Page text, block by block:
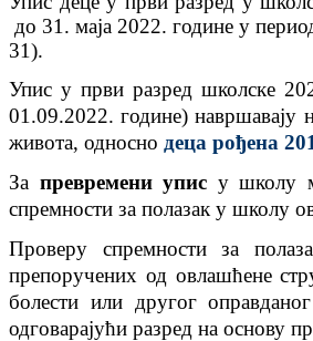
до 31. маја 2022. године у
31).
Упис у први разред школске
01.09.2022. године) навршавају
живота, односно деца рођена
За превремени упис у школу
спремности за полазак у школу
Проверу спремности за
препоручених од овлашћене
болести или другог
одговарајући разред на основу